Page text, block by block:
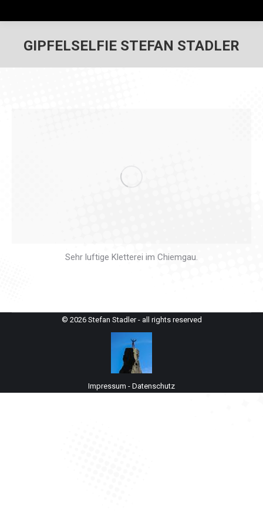
GIPFELSELFIE STEFAN STADLER
Sehr luftige Kletterei im Chiemgau.
© 2026 Stefan Stadler - all rights reserved
Impressum - Datenschutz